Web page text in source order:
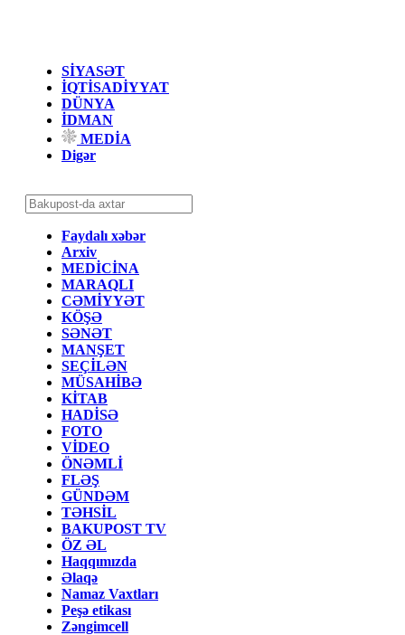
SİYASƏT
İQTİSADİYYAT
DÜNYA
İDMAN
MEDİA
Digər
Faydalı xəbər
Arxiv
MEDİCİNA
MARAQLI
CƏMİYYƏT
KÖŞƏ
SƏNƏT
MANŞET
SEÇİLƏN
MÜSAHİBƏ
KİTAB
HADİSƏ
FOTO
VİDEO
ÖNƏMLİ
FLƏŞ
GÜNDƏM
TƏHSİL
BAKUPOST TV
ÖZ ƏL
Haqqımızda
Əlaqə
Namaz Vaxtları
Peşə etikası
Zəngimcell